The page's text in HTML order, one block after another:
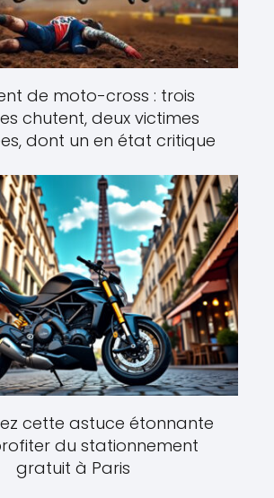
de moto-cross : trois
chutent, deux victimes
dont un en état critique
cette astuce étonnante
du stationnement
gratuit à Paris